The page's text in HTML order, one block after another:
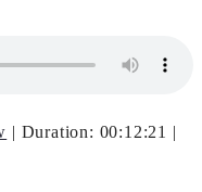
| Duration: 00:12:21 |